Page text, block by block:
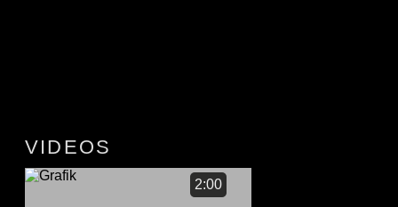
VIDEOS
2:00